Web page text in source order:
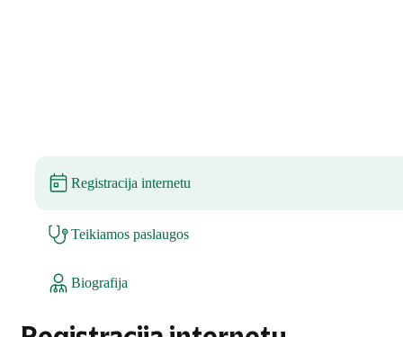
Registracija internetu
Teikiamos paslaugos
Biografija